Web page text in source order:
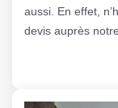
aussi. En effet,
devis auprès